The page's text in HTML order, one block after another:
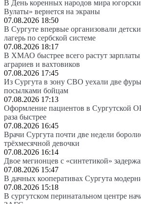
В День коренных народов мира
Вулаты» вернется на экраны
07.08.2026 18:50
В Сургуте впервые организовали
лагерь по сербской системе
07.08.2026 18:17
В ХМАО быстрее всего растут зарплаты
аграриев и вахтовиков
07.08.2026 17:45
Из Сургута в зону СВО уехали две
посылками бойцам
07.08.2026 17:13
Оформление пациентов в Сургутской
раза быстрее
07.08.2026 16:45
Врачи Сургута почти две недели
трёхмесячной девочки
07.08.2026 16:14
Двое мегионцев с «синтетикой»
07.08.2026 15:47
В дачных кооперативах Сургута
07.08.2026 15:18
В сургутском перинатальном центре